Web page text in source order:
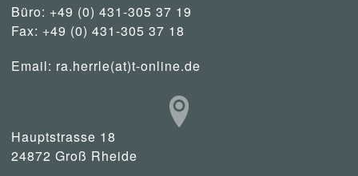
Büro: +49 (0) 431-305 37 19
Fax: +49 (0) 431-305 37 18
Email: ra.herrle(at)t-online.de
Hauptstrasse 18
24872 Groß Rheide